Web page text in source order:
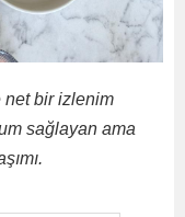
net bir izlenim
sağlayan ama